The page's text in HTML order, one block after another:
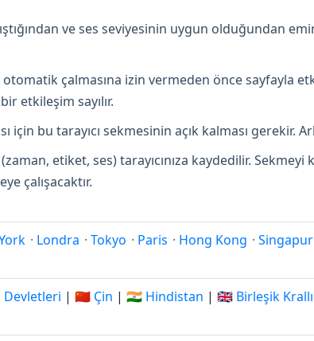
ve ses seviyesinin uygun olduğundan
otomatik çalmasına izin vermeden önce sayfayla
etkileşim sayılır.
için bu tarayıcı sekmesinin açık kalması gerekir.
(zaman, etiket, ses) tarayıcınıza kaydedilir.
çalışacaktır.
· Londra · Tokyo · Paris · Hong Kong · Singapur
Devletleri | 🇨🇳 Çin | 🇮🇳 Hindistan | 🇬🇧 Birleşik